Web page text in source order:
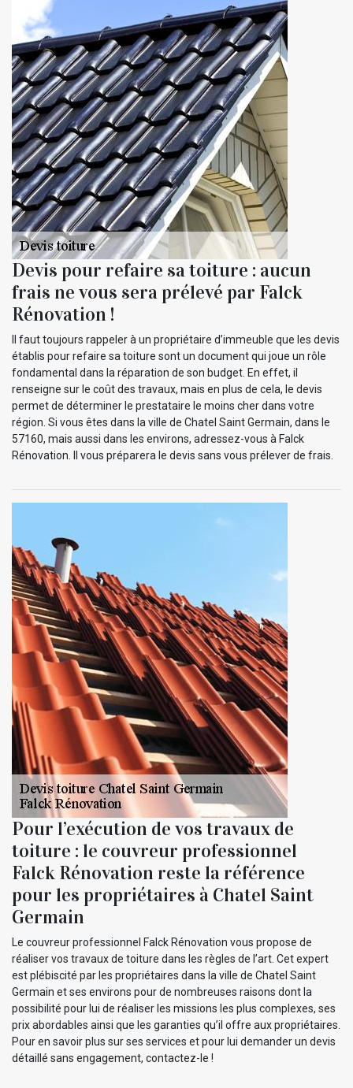
Devis pour refaire sa toiture : aucun
frais ne vous sera prélevé par Falck
Rénovation !
Il faut toujours rappeler à un propriétaire d’immeuble que les devis
établis pour refaire sa toiture sont un document qui joue un rôle
fondamental dans la réparation de son budget. En effet, il
renseigne sur le coût des travaux, mais en plus de cela, le devis
permet de déterminer le prestataire le moins cher dans votre
région. Si vous êtes dans la ville de Chatel Saint Germain, dans le
57160, mais aussi dans les environs, adressez-vous à Falck
Rénovation. Il vous préparera le devis sans vous prélever de frais.
Pour l’exécution de vos travaux de
toiture : le couvreur professionnel
Falck Rénovation reste la référence
pour les propriétaires à Chatel Saint
Germain
Le couvreur professionnel Falck Rénovation vous propose de
réaliser vos travaux de toiture dans les règles de l’art. Cet expert
est plébiscité par les propriétaires dans la ville de Chatel Saint
Germain et ses environs pour de nombreuses raisons dont la
possibilité pour lui de réaliser les missions les plus complexes, ses
prix abordables ainsi que les garanties qu’il offre aux propriétaires.
Pour en savoir plus sur ses services et pour lui demander un devis
détaillé sans engagement, contactez-le !